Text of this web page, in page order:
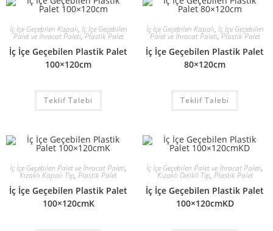
İç İçe Geçebilen Kapalı, İç İçe Geçebilen
Palet ve İhracat Paleti,Plastik Palet
İç İçe Geçebilen Plastik Palet
100×120cm
Teklif Talebi
İç İçe Geçebilen Kapalı, İç İçe Geçebilen
Palet ve İhracat Paleti,Plastik Palet
İç İçe Geçebilen Plastik Palet
80×120cm
Teklif Talebi
İç İçe Geçebilen Palet ve İhracat Paleti,
Kızaklı Kapalı Tip, Plastik Palet
İç İçe Geçebilen Plastik Palet
100×120cmK
İç İçe Geçebilen Palet ve İhracat Paleti,
Kızaklı Delikli Tip, Plastik Palet
İç İçe Geçebilen Plastik Palet
100×120cmKD